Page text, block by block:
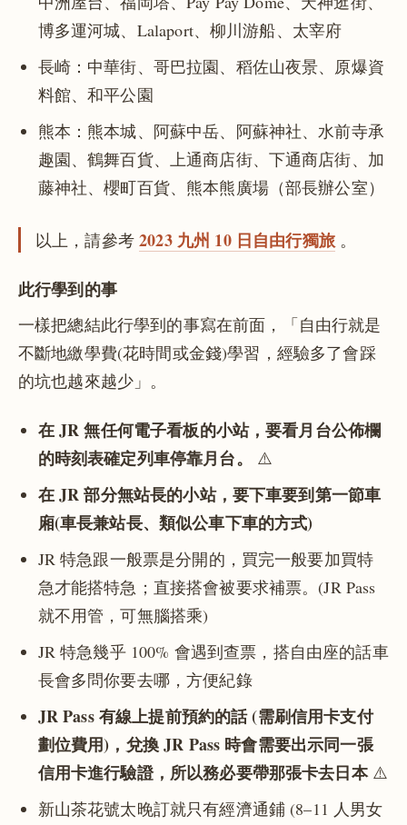
博多運河城、Lalaport、柳川游船、太宰府
長崎：中華街、哥巴拉園、稻佐山夜景、原爆資
料館、和平公園
熊本：熊本城、阿蘇中岳、阿蘇神社、水前寺承
趣園、鶴舞百貨、上通商店街、下通商店街、加
藤神社、櫻町百貨、熊本熊廣場（部長辦公室）
以上，請參考2023 九州 10 日自由行獨旅。
此行學到的事
一樣把總結此行學到的事寫在前面，「自由行就是
不斷地繳學費(花時間或金錢)學習，經驗多了會踩
的坑也越來越少」。
在 JR 無任何電子看板的小站，要看月台公佈欄
的時刻表確定列車停靠月台。
⚠️
在 JR 部分無站長的小站，要下車要到第一節車
廂(車長兼站長、類似公車下車的方式)
JR 特急跟一般票是分開的，買完一般要加買特
急才能搭特急；直接搭會被要求補票。(JR Pass
就不用管，可無腦搭乘)
JR 特急幾乎 100% 會遇到查票，搭自由座的話車
長會多問你要去哪，方便紀錄
JR Pass 有線上提前預約的話 (需刷信用卡支付
劃位費用)，兌換 JR Pass 時會需要出示同一張
信用卡進行驗證，所以務必要帶那張卡去日本⚠️
新山茶花號太晚訂就只有經濟通鋪 (8–11 人男女